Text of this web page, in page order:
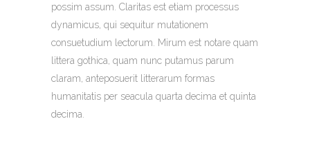
possim assum. Claritas est etiam processus
dynamicus, qui sequitur mutationem
consuetudium lectorum. Mirum est notare quam
littera gothica, quam nunc putamus parum
claram, anteposuerit litterarum formas
humanitatis per seacula quarta decima et quinta
decima.